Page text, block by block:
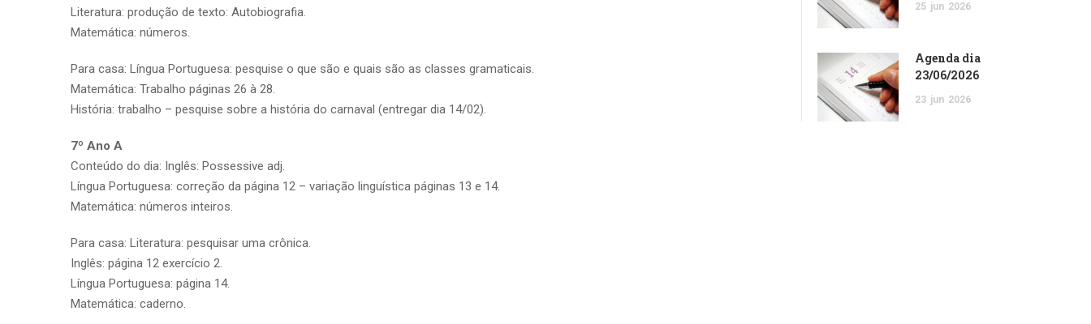
Literatura: produção de texto: Autobiografia.
Matemática: números.
Para casa: Língua Portuguesa: pesquise o que são e quais são as classes gramaticais.
Matemática: Trabalho páginas 26 à 28.
História: trabalho – pesquise sobre a história do carnaval (entregar dia 14/02).
7º Ano A
Conteúdo do dia: Inglês: Possessive adj.
Língua Portuguesa: correção da página 12 – variação linguística páginas 13 e 14.
Matemática: números inteiros.
Para casa: Literatura: pesquisar uma crônica.
Inglês: página 12 exercício 2.
Língua Portuguesa: página 14.
Matemática: caderno.
25 jun 2026
Agenda dia
23/06/2026
23 jun 2026